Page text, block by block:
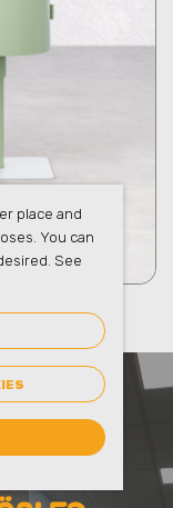
place and
You can
See